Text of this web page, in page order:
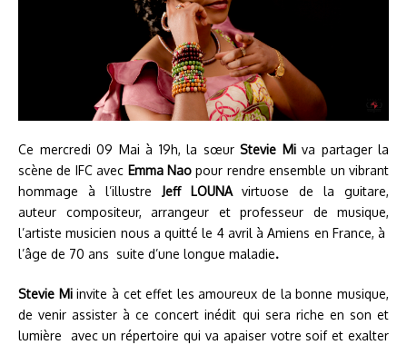
Ce mercredi 09 Mai à 19h, la sœur Stevie Miva partager la
scène de IFC avec Emma Nao pour rendre ensemble un vibrant
hommage à l’illustre Jeff LOUNAvirtuose de la guitare,
auteur compositeur, arrangeur et professeur de musique,
l’artiste musicien nous a quitté le 4 avril à Amiens en France, à
l’âge de 70 ans suite d’une longue maladie.
Stevie Miinvite à cet effet les amoureux de la bonne musique,
de venir assister à ce concert inédit qui sera riche en son et
lumière avec un répertoire qui va apaiser votre soif et exalter